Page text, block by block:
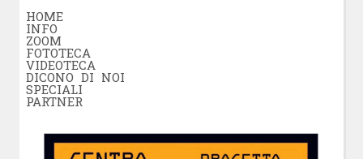
HOME
INFO
ZOOM
FOTOTECA
VIDEOTECA
DICONO DI NOI
SPECIALI
PARTNER